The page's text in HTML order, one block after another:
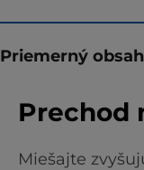
Priemerný
Prechod
Miešajte